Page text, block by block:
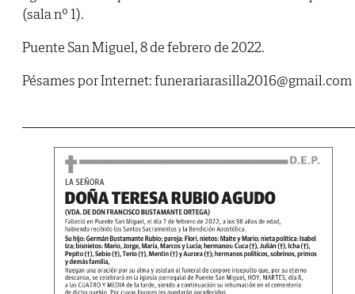
(sala nº 1).
Puente San Miguel, 8 de febrero de 2022.
Pésames por Internet: funerariarasilla2016@gmail.com